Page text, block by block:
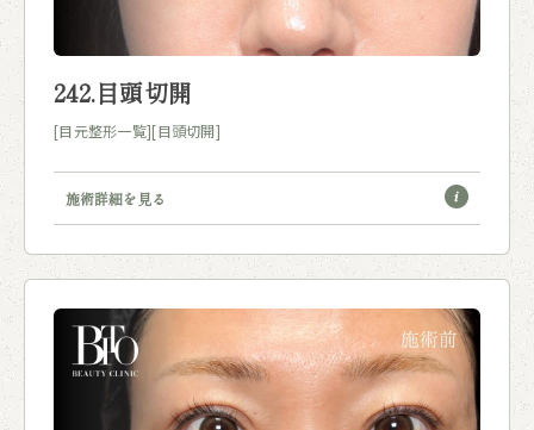
242.目頭切開
[目元整形一覧][目頭切開]
施術詳細を見る